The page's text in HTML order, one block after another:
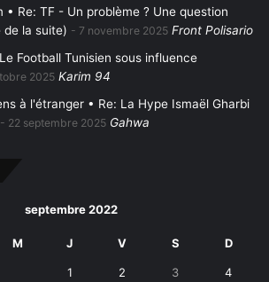
• Re: TF - Un problème ? Une question
de la suite)
7 novembre 2025 Front Polisario
Football Tunisien sous influence
2025 Karim 94
à l'étranger • Re: La Hype Ismaël Gharbi
22 septembre 2025 Gahwa
septembre 2022
M J V S D
1 2 3 4